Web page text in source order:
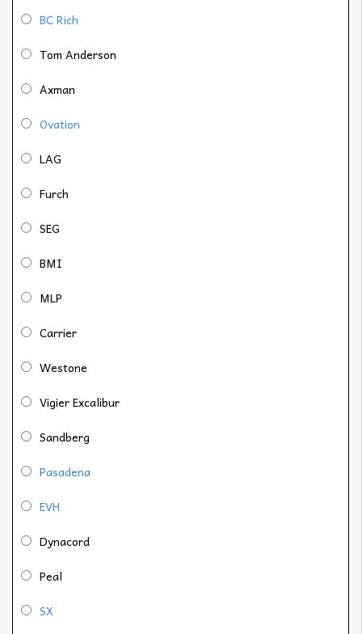
BC Rich
Tom Anderson
Axman
Ovation
LAG
Furch
SEG
BMI
MLP
Carrier
Westone
Vigier Excalibur
Sandberg
Pasadena
EVH
Dynacord
Peal
SX